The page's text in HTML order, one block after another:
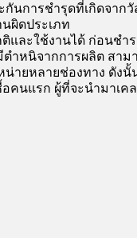
กันการชำรุดที่เกิดจา
ผิดประเภท
และใช้งานได้ ก่อนช
ำหนิจากการผลิต สาม
น่ายหลายช่องทาง ดั
คนแรก ผู้ที่จะนำมาเ